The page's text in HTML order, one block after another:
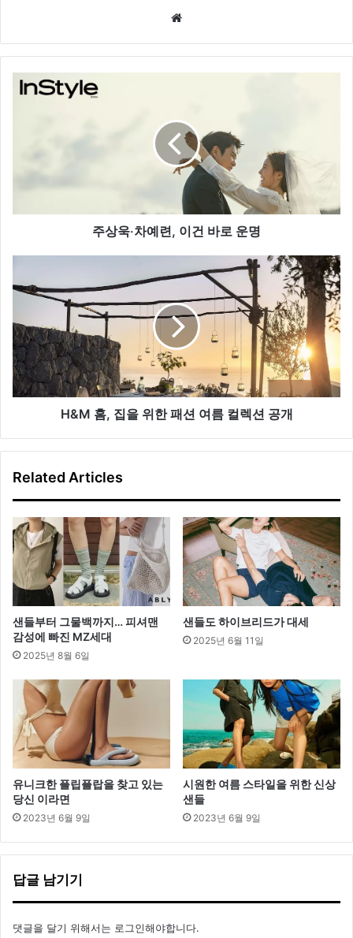
te
주
상
이
명
주상욱‧차예련, 이건 바로 운명
M
,
집
을
위
한
컬
공
개
H&M 홈, 집을 위한 패션 여름 컬렉션 공개
Related Articles
샌들부터 그물백까지… 피셔맨
감성에 빠진 MZ세대
2025년 8월 6일
샌들도 하이브리드가 대세
2025년 6월 11일
유니크한 플립플랍을 찾고 있는
당신 이라면
2023년 6월 9일
시원한 여름 스타일을 위한 신상
샌들
2023년 6월 9일
답글 남기기
댓글을 달기 위해서는 로그인해야합니다.